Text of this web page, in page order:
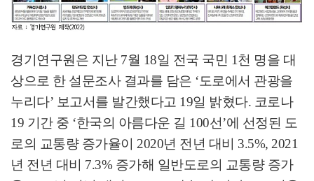
경기연구원은 지난 7월 18일 전국 국민 1천 명을 대
상으로 한 설문조사 결과를 담은 ‘도로에서 관광을
누리다’ 보고서를 발간했다고 19일 밝혔다. 코로나
19 기간 중 ‘한국의 아름다운 길 100선’에 선정된 도
로의 교통량 증가율이 2020년 전년 대비 3.5%, 2021
년 전년 대비 7.3% 증가해 일반도로의 교통량 증가